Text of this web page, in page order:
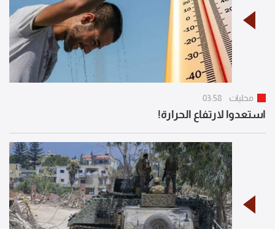
محليات 03:58
استعدوا لارتفاع الحرارة!